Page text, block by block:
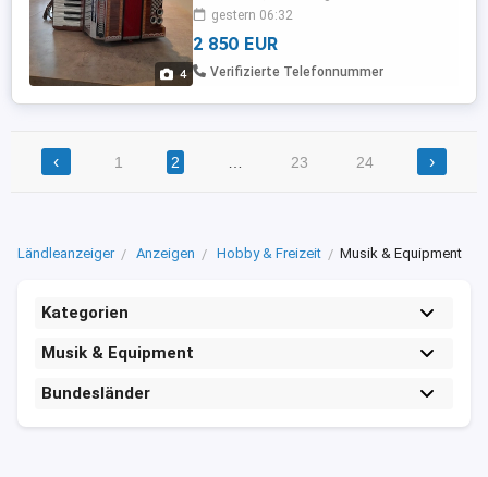
4
gestimmt und ist in einem sehr guten
zustand. Das Instrument wurde sehr
wenig gespielt und wird Umstände halber
Verkauft.
gestern 06:32
2 850 EUR
Verifizierte Telefonnummer
‹ 1 2 23 24 ›
Ländleanzeiger Anzeigen Hobby & Freizeit Musik & Equipment
Kategorien
Musik & Equipment
Bundesländer